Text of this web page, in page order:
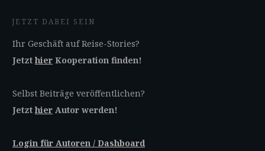
JETZT DABEI SEIN
Ihr Geschäft auf Reise-Stories?
Jetzthier Kooperation finden!
Selbst Beiträge veröffentlichen?
Jetzthier Autor werden!
Login für Autoren / Dashboard